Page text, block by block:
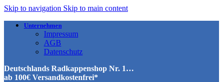
Skip to navigation Skip to main content
Unternehmen
Impressum
AGB
Datenschutz
Deutschlands Radkappenshop Nr. 1…
ab 100€ Versandkostenfrei*